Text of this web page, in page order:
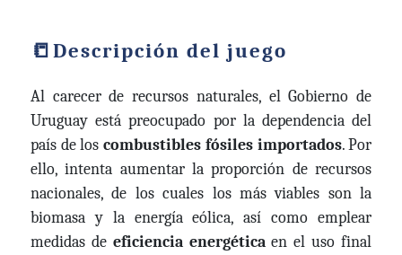
Descripción del juego
Al carecer de recursos naturales, el Gobierno de
Uruguay está preocupado por la dependencia del
país de los combustibles fósiles importados. Por
ello, intenta aumentar la proporción de recursos
nacionales, de los cuales los más viables son la
biomasa y la energía eólica, así como emplear
medidas de eficiencia energéticaen el uso final